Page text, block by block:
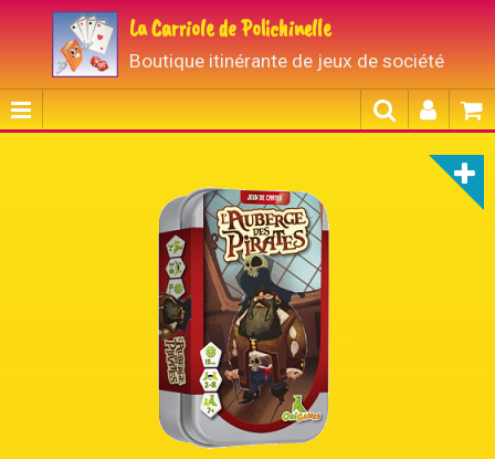
La Carriole de Polichinelle
Boutique itinérante de jeux de société